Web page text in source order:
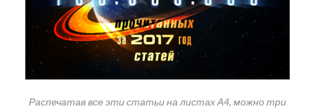
Распечатав все эти статьи на листах А4, можно три